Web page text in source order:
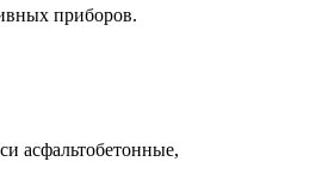
приборов.
асфальтобетонные,